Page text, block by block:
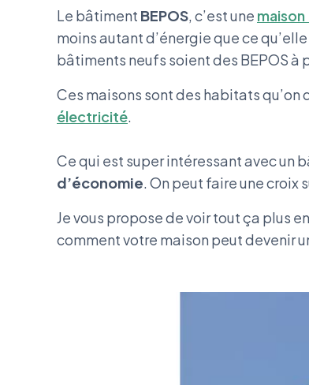
Le bâtiment BEPOS, c’est une maison
moins autant d’énergie que ce
bâtiments neufs soient des BEPOS à
Ces maisons sont des habitats
électricité.
Ce qui est super intéressant avec un
d’économie. On peut faire une croix
Je vous propose de voir tout ça plus
comment votre maison peut devenir